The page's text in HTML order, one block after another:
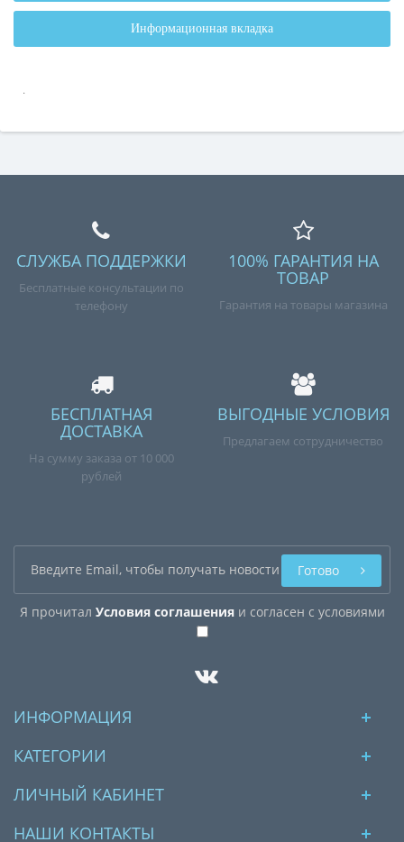
Информационная вкладка
.
СЛУЖБА ПОДДЕРЖКИ
Бесплатные консультации по
телефону
100% ГАРАНТИЯ НА
ТОВАР
Гарантия на товары магазина
БЕСПЛАТНАЯ
ДОСТАВКА
На сумму заказа от 10 000
рублей
ВЫГОДНЫЕ УСЛОВИЯ
Предлагаем сотрудничество
Я прочитал Условия соглашенияи согласен с условиями
Готово
ИНФОРМАЦИЯ
КАТЕГОРИИ
ЛИЧНЫЙ КАБИНЕТ
НАШИ КОНТАКТЫ